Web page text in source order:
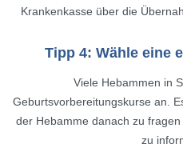
Krankenkasse über die
Tipp 4: Wähle eine
Viele Hebammen in
Geburtsvorbereitungskurse an.
der Hebamme danach zu
zu